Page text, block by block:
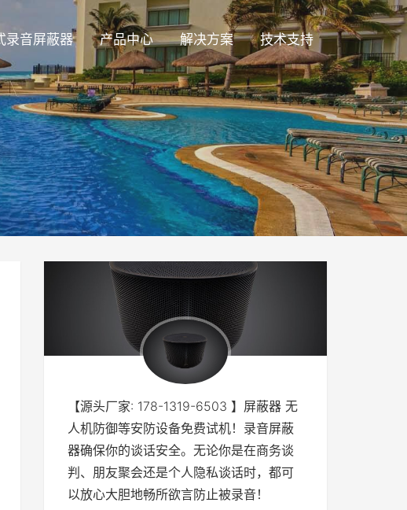
录音屏蔽器 产品中心 解决方案 技术支持
【源头厂家: 178-1319-6503 】屏蔽器 无
人机防御等安防设备免费试机！录音屏蔽
器确保你的谈话安全。无论你是在商务谈
判、朋友聚会还是个人隐私谈话时，都可
以放心大胆地畅所欲言防止被录音！